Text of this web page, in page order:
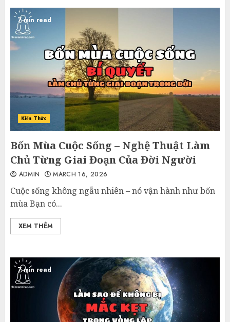
7 min read
Kiến Thức
Bốn Mùa Cuộc Sống – Nghệ Thuật Làm
Chủ Từng Giai Đoạn Của Đời Người
ADMIN MARCH 16, 2026
Cuộc sống không ngẫu nhiên – nó vận hành như bốn
mùa Bạn có...
XEM THÊM
7 min read